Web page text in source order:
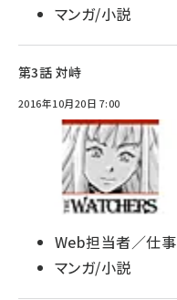
マンガ/小説
第3話 対峙
2016年10月20日 7:00
Web担当者／仕事
マンガ/小説